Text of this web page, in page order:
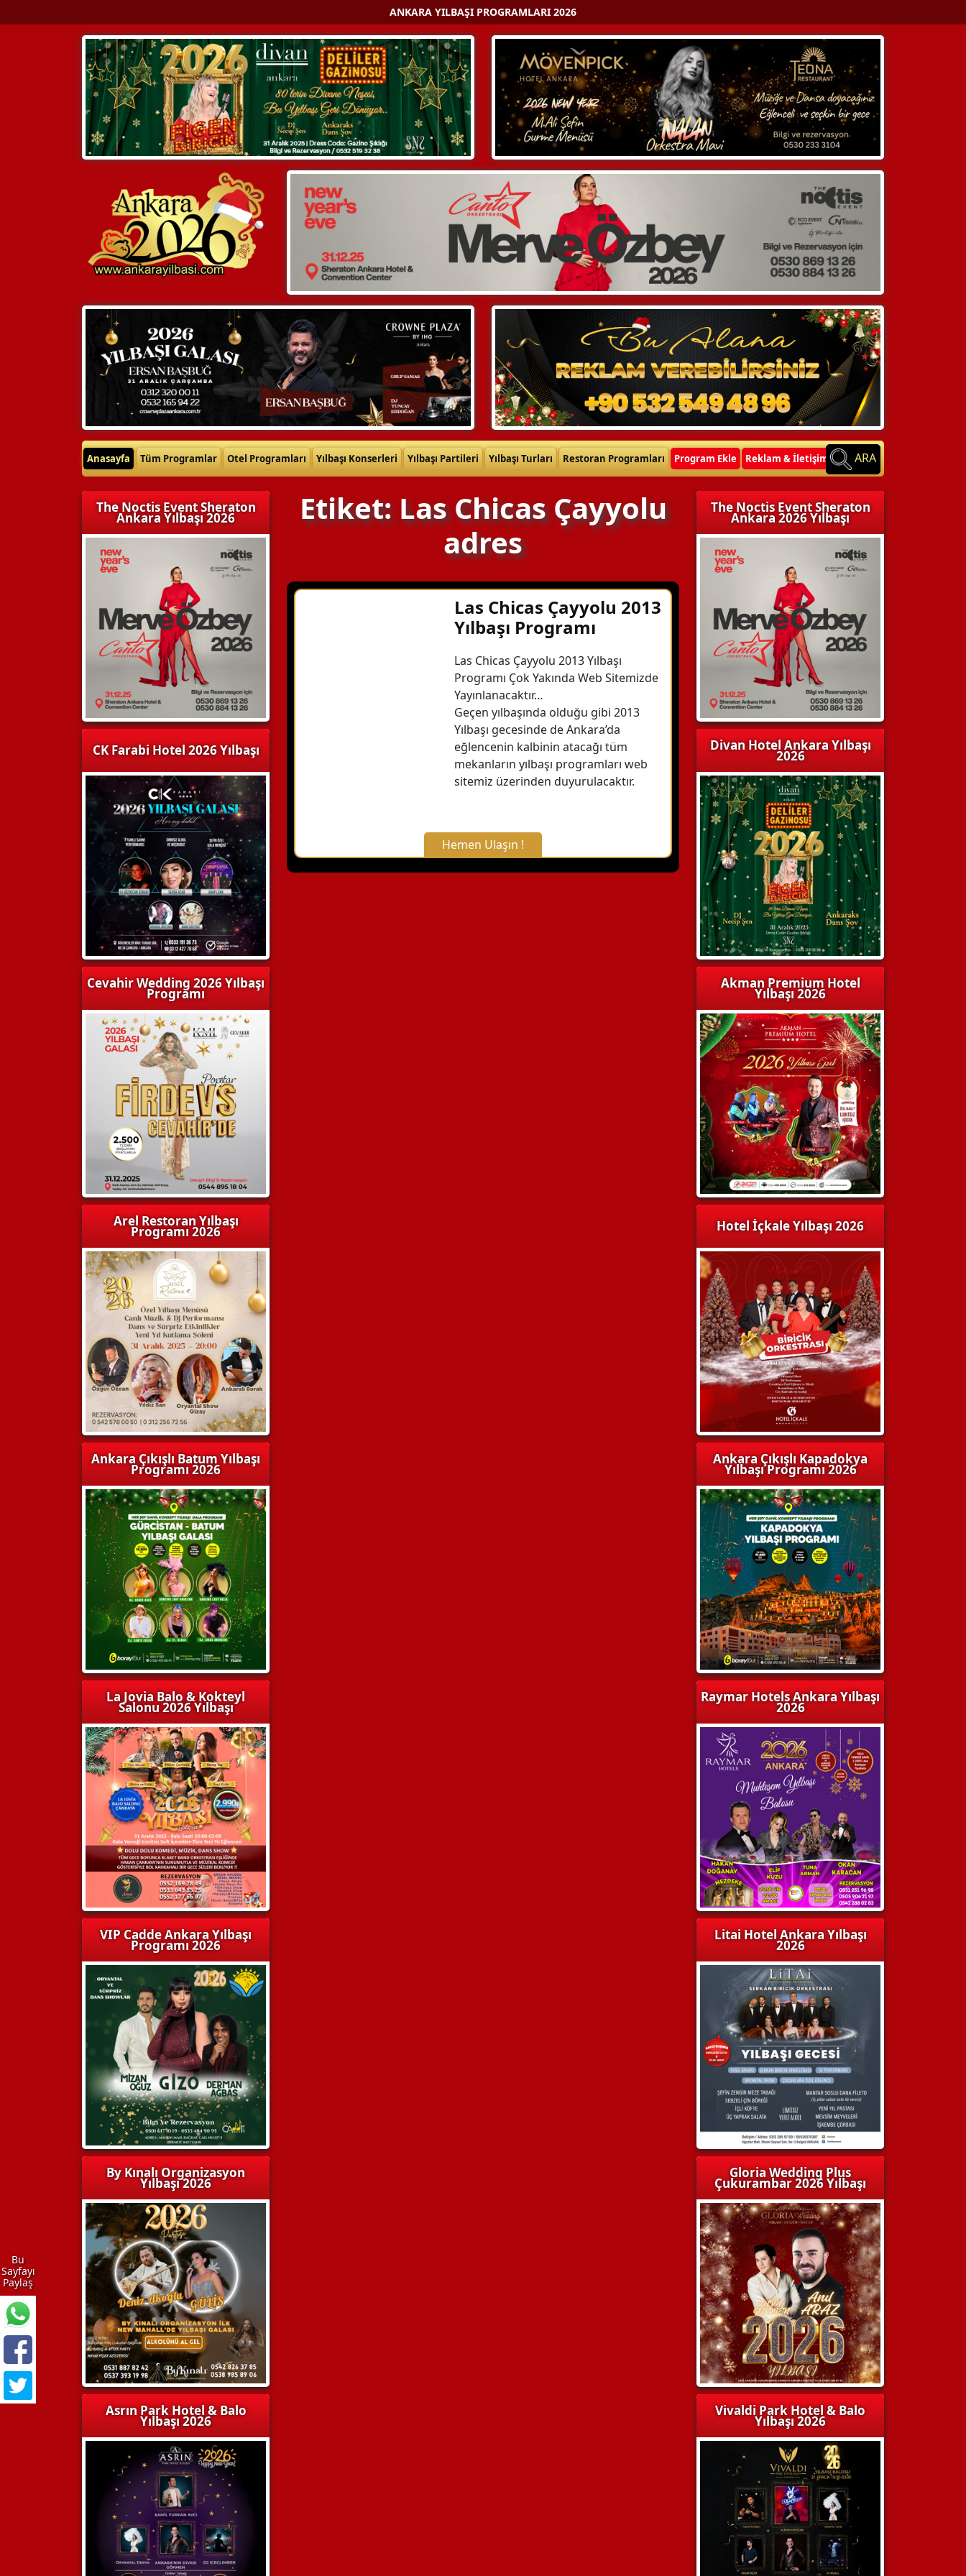
ANKARA YILBAŞI PROGRAMLARI 2026
Anasayfa Tüm Programlar Otel Programları Yılbaşı Konserleri Yılbaşı Partileri Yılbaşı Turları Restoran Programları Program Ekle Reklam & İletişim ARA
The Noctis Event Sheraton
Ankara Yılbaşı 2026
CK Farabi Hotel 2026 Yılbaşı
Cevahir Wedding 2026 Yılbaşı
Programı
Arel Restoran Yılbaşı
Programı 2026
Ankara Çıkışlı Batum Yılbaşı
Programı 2026
La Jovia Balo & Kokteyl
Salonu 2026 Yılbaşı
VIP Cadde Ankara Yılbaşı
Programı 2026
By Kınalı Organizasyon
Yılbaşı 2026
Asrın Park Hotel & Balo
Yılbaşı 2026
Etiket: Las Chicas Çayyolu
adres
Las Chicas Çayyolu 2013
Yılbaşı Programı
Las Chicas Çayyolu 2013 Yılbaşı
Programı Çok Yakında Web Sitemizde
Yayınlanacaktır…
Geçen yılbaşında olduğu gibi 2013
Yılbaşı gecesinde de Ankara’da
eğlencenin kalbinin atacağı tüm
mekanların yılbaşı programları web
sitemiz üzerinden duyurulacaktır.
Hemen Ulaşın !
X Kapat
The Noctis Event Sheraton
Ankara 2026 Yılbaşı
Divan Hotel Ankara Yılbaşı
2026
Akman Premium Hotel
Yılbaşı 2026
Hotel İçkale Yılbaşı 2026
Ankara Çıkışlı Kapadokya
Yılbaşı Programı 2026
Raymar Hotels Ankara Yılbaşı
2026
Litai Hotel Ankara Yılbaşı
2026
Gloria Wedding Plus
Çukurambar 2026 Yılbaşı
Vivaldi Park Hotel & Balo
Yılbaşı 2026
Bu
Sayfayı
Paylaş